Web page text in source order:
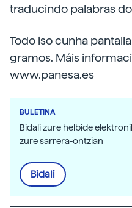
traducindo palabras
Todo iso cunha
gramos. Máis
www.panesa.es
BULETINA
Bidali zure helbide
zure sarrera-ontzian
Bidali